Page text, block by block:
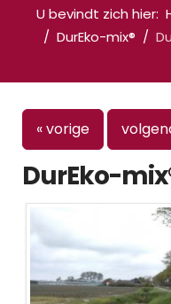
U bevindt zich hier:
DurEko-mix®
« vorige
DurEko-